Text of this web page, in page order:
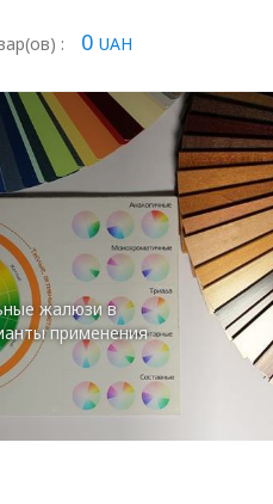
: 0 UAH
жалюзи в
применения